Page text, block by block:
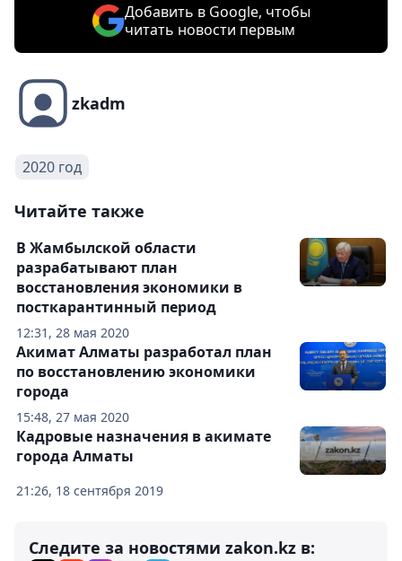
Добавить в Google, чтобы
читать новости первым
zkadm
2020 год
Читайте также
12:31, 28 мая 2020
В Жамбылской области
разрабатывают план
восстановления экономики в
посткарантинный период
15:48, 27 мая 2020
Акимат Алматы разработал план
по восстановлению экономики
города
21:26, 18 сентября 2019
Кадровые назначения в акимате
города Алматы
Следите за новостями zakon.kz в: